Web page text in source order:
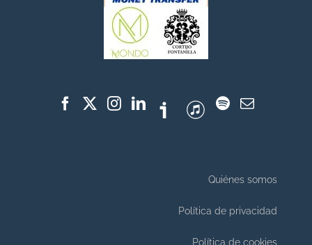
Quiénes somos
Política de privacidad
Política de cookies